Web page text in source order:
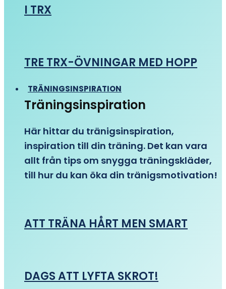
I TRX
TRE TRX-ÖVNINGAR MED HOPP
TRÄNINGSINSPIRATION
Träningsinspiration
Här hittar du tränigsinspiration,
inspiration till din träning. Det kan vara
allt från tips om snygga träningskläder,
till hur du kan öka din tränigsmotivation!
ATT TRÄNA HÅRT MEN SMART
DAGS ATT LYFTA SKROT!